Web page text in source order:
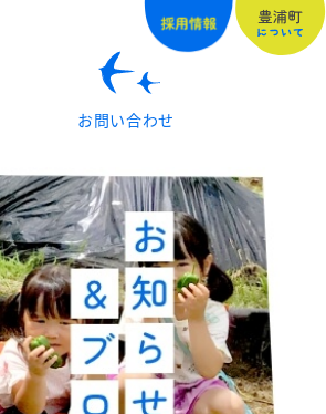
お問い合わせ